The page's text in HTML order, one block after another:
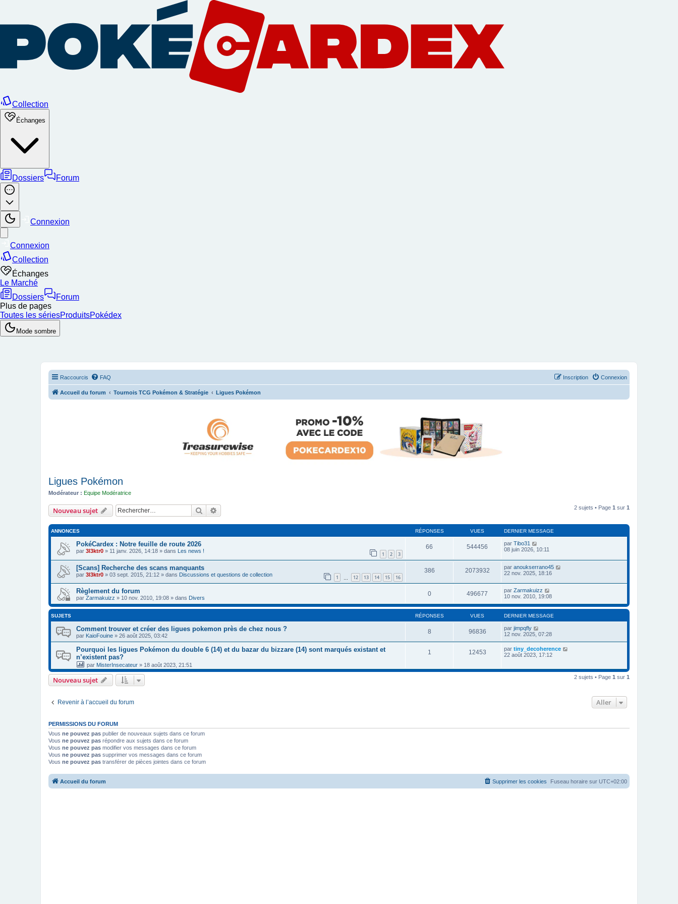
Raccourcis FAQ Connexion
Inscription
Accueil du forum Tournois TCG Pokémon & Stratégie Ligues Pokémon
Ligues Pokémon
Modérateur : Equipe Modératrice
Nouveau sujet Rechercher 2 sujets • Page 1 sur 1
ANNONCES RÉPONSES VUES DERNIER MESSAGE
PokéCardex : Notre feuille de route 2026
par 3l3ktr0 » 11 janv. 2026, 14:18 » dans Les news ! 1 2 3
66 544456 par Tibo31
08 juin 2026, 10:11
[Scans] Recherche des scans manquants
par 3l3ktr0 » 03 sept. 2015, 21:12 » dans Discussions et questions de collection 1 12 13 14 15 16
386 2073932 par anoukserrano45
22 nov. 2025, 18:16
Règlement du forum
par Zarmakuizz » 10 nov. 2010, 19:08 » dans Divers
0 496677 par Zarmakuizz
10 nov. 2010, 19:08
SUJETS RÉPONSES VUES DERNIER MESSAGE
Comment trouver et créer des ligues pokemon près de chez nous ?
par KaioFouine » 26 août 2025, 03:42
8 96836 par jimpqfly
12 nov. 2025, 07:28
Pourquoi les ligues Pokémon du double 6 (14) et du bazar du bizzare (14) sont marqués existant et
n’existent pas?
par MisterInsecateur » 18 août 2023, 21:51
1 12453 par tiny_decoherence
22 août 2023, 17:12
Nouveau sujet 2 sujets • Page 1 sur 1
Revenir à l’accueil du forum Aller
PERMISSIONS DU FORUM
Vous ne pouvez pas publier de nouveaux sujets dans ce forum
Vous ne pouvez pas répondre aux sujets dans ce forum
Vous ne pouvez pas modifier vos messages dans ce forum
Vous ne pouvez pas supprimer vos messages dans ce forum
Vous ne pouvez pas transférer de pièces jointes dans ce forum
Accueil du forum Fuseau horaire sur UTC+02:00
Supprimer les cookies